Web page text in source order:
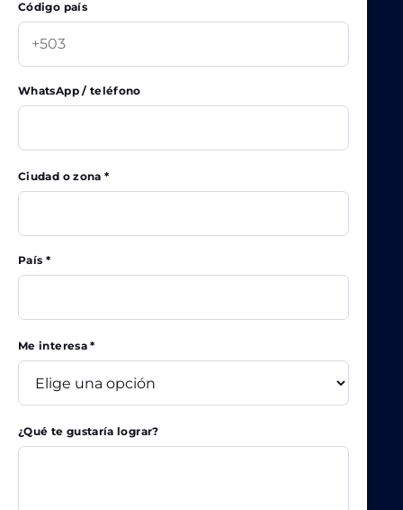
Código país
WhatsApp / teléfono
Ciudad o zona *
País *
Me interesa *
¿Qué te gustaría lograr?